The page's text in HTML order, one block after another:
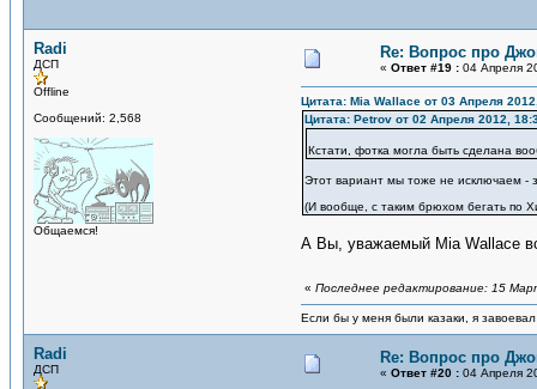
Radi
ДСП
Offline
Сообщений: 2,568
Общаемся!
Re: Вопрос про
« Ответ #19 : 04 Апреля
Цитата: Mia Wallace от 03 Апреля
Цитата: Petrov от 02 Апреля 2012,
Кстати, фотка могла быть сделана
Этот вариант мы тоже не исключаем -
(И вообще, с таким брюхом бегать по
А Вы, уважаемый Mia Wallace
« Последнее редактирование: 15
Если бы у меня были казаки, я
Radi
ДСП
Re: Вопрос про
« Ответ #20 : 04 Апреля